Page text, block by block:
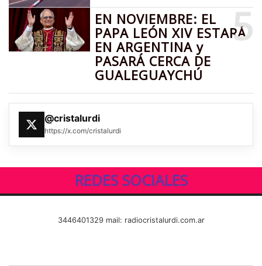
5
EN NOVIEMBRE: EL
PAPA LEÓN XIV ESTARÁ
EN ARGENTINA y
PASARÁ CERCA DE
GUALEGUAYCHÚ
@cristalurdi
https://x.com/cristalurdi
REDES SOCIALES
3446401329 mail: radiocristalurdi.com.ar